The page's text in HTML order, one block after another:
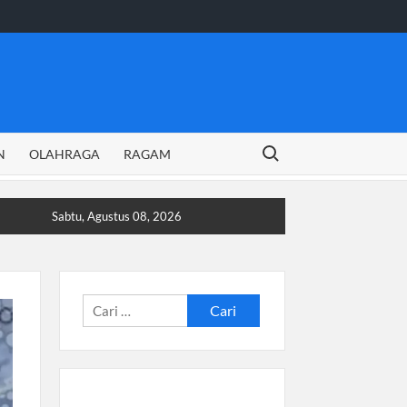
OLAHRAGA RAGAM
Search for:
Sabtu, Agustus 08, 2026
Cari
untuk: